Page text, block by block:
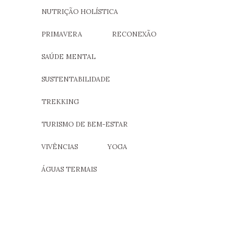
NUTRIÇÃO HOLÍSTICA
PRIMAVERA RECONEXÃO
SAÚDE MENTAL
SUSTENTABILIDADE
TREKKING
TURISMO DE BEM-ESTAR
VIVÊNCIAS YOGA
ÁGUAS TERMAIS